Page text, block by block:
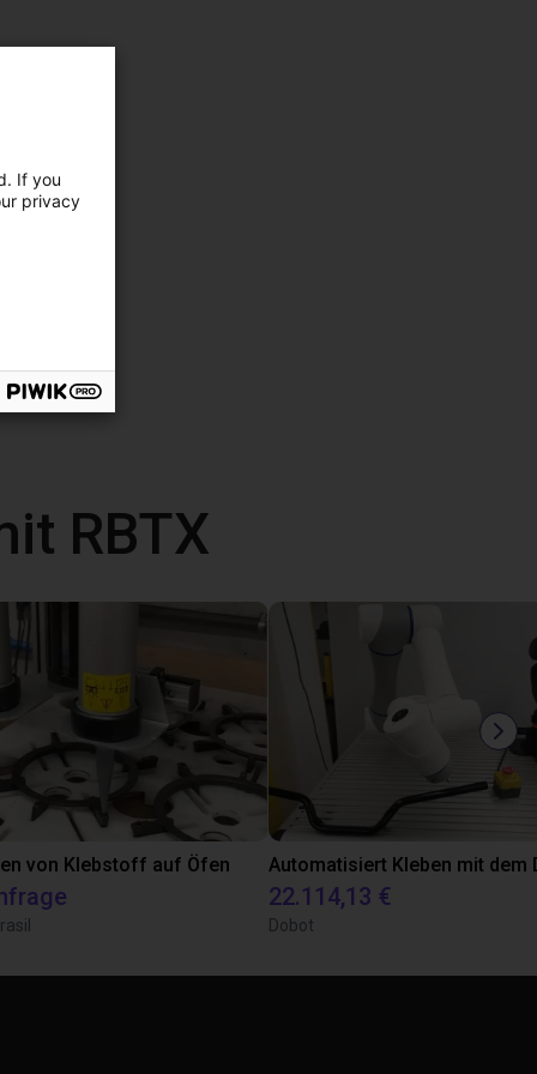
RBTX
von Klebstoff auf Öfen
22.114,13 €
Dobot
If you
privacy